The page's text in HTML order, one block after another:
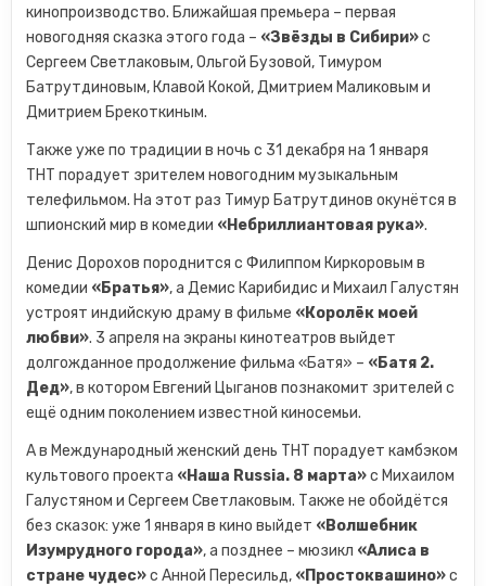
кинопроизводство. Ближайшая премьера – первая
новогодняя сказка этого года – «Звёзды в Сибири»с
Сергеем Светлаковым, Ольгой Бузовой, Тимуром
Батрутдиновым, Клавой Кокой, Дмитрием Маликовым и
Дмитрием Брекоткиным.
Также уже по традиции в ночь с 31 декабря на 1 января
ТНТ порадует зрителем новогодним музыкальным
телефильмом. На этот раз Тимур Батрутдинов окунётся в
шпионский мир в комедии «Небриллиантовая рука».
Денис Дорохов породнится с Филиппом Киркоровым в
комедии «Братья», а Демис Карибидис и Михаил Галустян
устроят индийскую драму в фильме «Королёк моей
любви». 3 апреля на экраны кинотеатров выйдет
долгожданное продолжение фильма «Батя» – «Батя 2.
Дед», в котором Евгений Цыганов познакомит зрителей с
ещё одним поколением известной киносемьи.
А в Международный женский день ТНТ порадует камбэком
культового проекта «Наша Russia. 8 марта»с Михаилом
Галустяном и Сергеем Светлаковым. Также не обойдётся
без сказок: уже 1 января в кино выйдет «Волшебник
Изумрудного города», а позднее – мюзикл «Алиса в
стране чудес»с Анной Пересильд, «Простоквашино»с